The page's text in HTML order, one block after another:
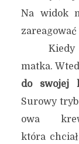
Na widok
matka.
do swojej
Surowy
owa
która